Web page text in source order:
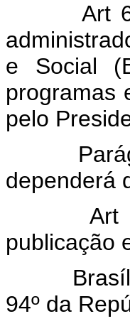
Art 6º O
e Social
programas
pelo
dependerá
Art
publicação
Brasília,
94º da